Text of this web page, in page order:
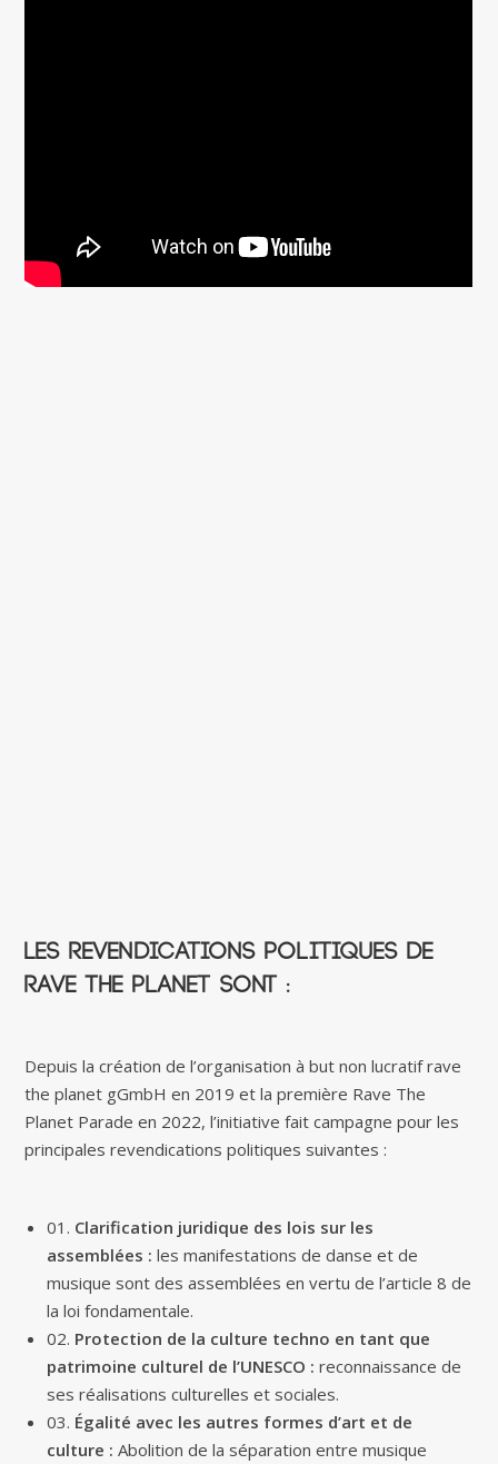
Les revendications politiques de
Rave The Planet sont :
Depuis la création de l’organisation à but non lucratif rave
the planet gGmbH en 2019 et la première Rave The
Planet Parade en 2022, l’initiative fait campagne pour les
principales revendications politiques suivantes :
01. Clarification juridique des lois sur les
assemblées : les manifestations de danse et de
musique sont des assemblées en vertu de l’article 8 de
la loi fondamentale.
02. Protection de la culture techno en tant que
patrimoine culturel de l’UNESCO : reconnaissance de
ses réalisations culturelles et sociales.
03. Égalité avec les autres formes d’art et de
culture : Abolition de la séparation entre musique